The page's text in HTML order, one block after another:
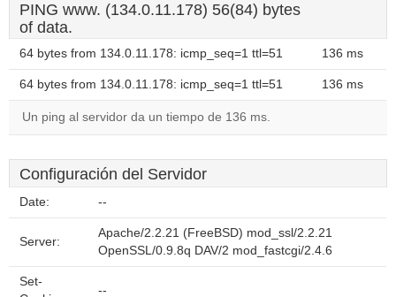
PING www. (134.0.11.178) 56(84) bytes
of data.
64 bytes from 134.0.11.178: icmp_seq=1 ttl=51 136 ms
64 bytes from 134.0.11.178: icmp_seq=1 ttl=51 136 ms
Un ping al servidor da un tiempo de 136 ms.
Configuración del Servidor
Date: --
Server:
Apache/2.2.21 (FreeBSD) mod_ssl/2.2.21
OpenSSL/0.9.8q DAV/2 mod_fastcgi/2.4.6
Set-
--